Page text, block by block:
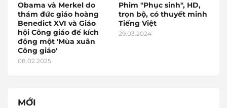
Obama và Merkel do
thám đức giáo hoàng
Benedict XVI và Giáo
hội Công giáo để kích
động một 'Mùa xuân
Công giáo'
08.02.2025
Phim "Phục sinh", HD,
trọn bộ, có thuyết minh
Tiếng Việt
29.03.2024
MỚI